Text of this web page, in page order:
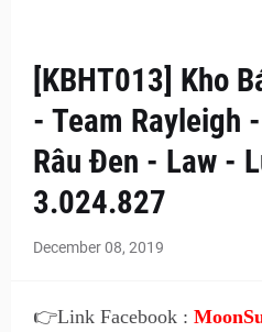
[KBHT013] Kho
- Team Rayleigh
Râu Đen - Law -
3.024.827
December 08, 2019
👉Link Facebook :